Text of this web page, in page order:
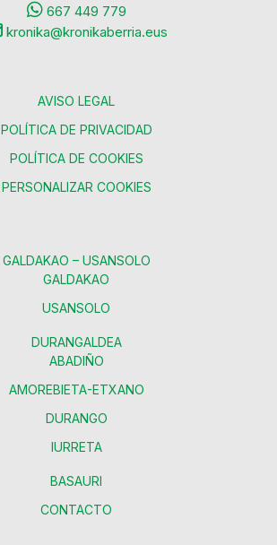
667 449 779
kronika@kronikaberria.eus
AVISO LEGAL
POLÍTICA DE PRIVACIDAD
POLÍTICA DE COOKIES
PERSONALIZAR COOKIES
GALDAKAO – USANSOLO
GALDAKAO
USANSOLO
DURANGALDEA
ABADIÑO
AMOREBIETA-ETXANO
DURANGO
IURRETA
BASAURI
CONTACTO